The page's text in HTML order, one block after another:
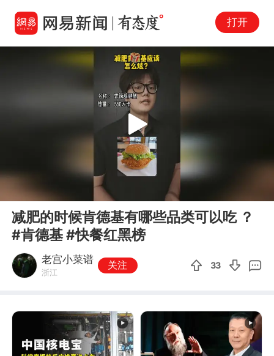
打开
00:00
Play
减肥的时候肯德基有哪些品类可以吃 ？
#肯德基 #快餐红黑榜
老宫小菜谱
浙江
关注 33